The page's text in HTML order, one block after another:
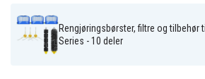
Rengjøringsbørster, filtre og tilbehør
Series - 10 deler